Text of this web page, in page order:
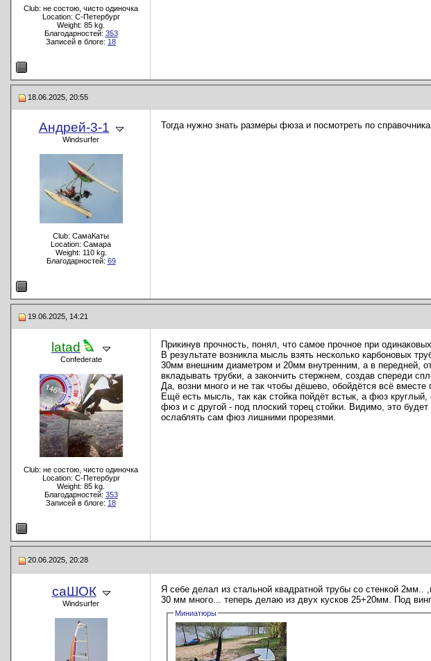
Club: не состою, чисто одиночка
Location: C-Петербург
Weight: 85 kg.
Благодарностей: 353
Записей в блоге: 18
18.06.2025, 20:55
Андрей-3-1
Windsurfer
Club: СамаКаты
Location: Самара
Weight: 110 kg.
Благодарностей: 69
Тогда нужно знать размеры фюза и посмотреть по
19.06.2025, 14:21
latad
Confederate
Club: не состою, чисто одиночка
Location: C-Петербург
Weight: 85 kg.
Благодарностей: 353
Записей в блоге: 18
Прикинув прочность, понял, что самое прочное при
В результате возникла мысль взять несколько карбоновых
30мм внешним диаметром и 20мм внутренним, а в передней,
вкладывать трубки, а закончить стержнем, создав спереди
Да, возни много и не так чтобы дёшево, обойдётся всё вместе
Ещё есть мысль, так как стойка пойдёт встык, а фюз
фюз и с другой - под плоский торец стойки. Видимо, это
ослаблять сам фюз лишними прорезями.
20.06.2025, 20:28
саШОК
Windsurfer
Я себе делал из стальной квадратной трубы со стенкой 2мм..
30 мм много... теперь делаю из двух кусков 25+20мм. Под
Миниатюры